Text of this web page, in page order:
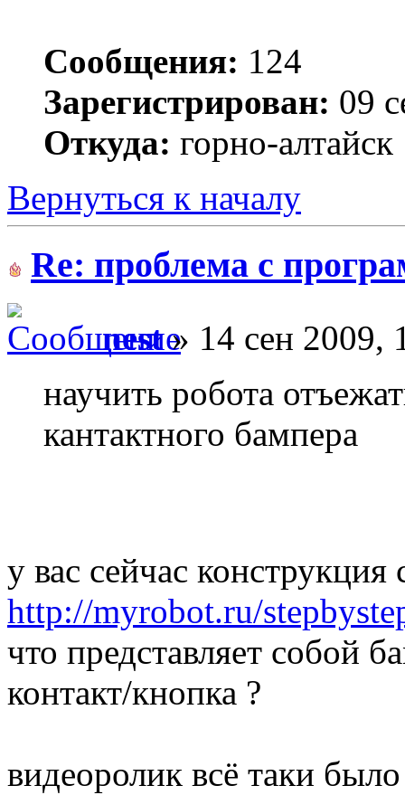
Сообщения: 124
Зарегистрирован: 09
Откуда: горно-алтайск
Вернуться к началу
Re: проблема с
nest» 14 сен 2009,
научить робота
кантактного бампера
у вас сейчас
http://myrobot.ru/
что представляет собой
контакт/кнопка ?
видеоролик всё таки